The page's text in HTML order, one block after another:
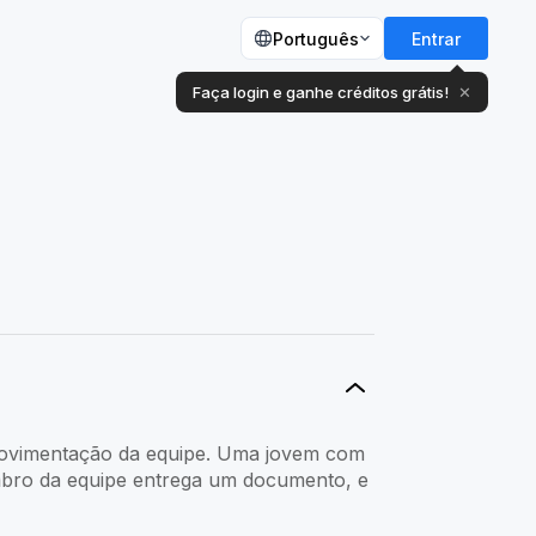
Português Entrar
Faça login e ganhe créditos grátis! ✕
da equipe. Uma jovem com
da equipe entrega um documento, e